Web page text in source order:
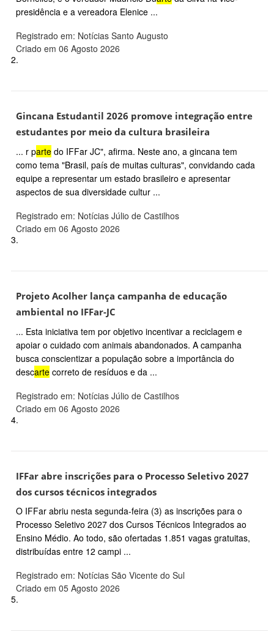
presidência e a vereadora Elenice ...
Registrado em: Notícias Santo Augusto
Criado em 06 Agosto 2026
2.
Gincana Estudantil 2026 promove integração entre
estudantes por meio da cultura brasileira
... r parte do IFFar JC", afirma. Neste ano, a gincana tem
como tema "Brasil, país de muitas culturas", convidando cada
equipe a representar um estado brasileiro e apresentar
aspectos de sua diversidade cultur ...
Registrado em: Notícias Júlio de Castilhos
Criado em 06 Agosto 2026
3.
Projeto Acolher lança campanha de educação
ambiental no IFFar-JC
... Esta iniciativa tem por objetivo incentivar a reciclagem e
apoiar o cuidado com animais abandonados. A campanha
busca conscientizar a população sobre a importância do
descarte correto de resíduos e da ...
Registrado em: Notícias Júlio de Castilhos
Criado em 06 Agosto 2026
4.
IFFar abre inscrições para o Processo Seletivo 2027
dos cursos técnicos integrados
O IFFar abriu nesta segunda-feira (3) as inscrições para o
Processo Seletivo 2027 dos Cursos Técnicos Integrados ao
Ensino Médio. Ao todo, são ofertadas 1.851 vagas gratuitas,
distribuídas entre 12 campi ...
Registrado em: Notícias São Vicente do Sul
Criado em 05 Agosto 2026
5.